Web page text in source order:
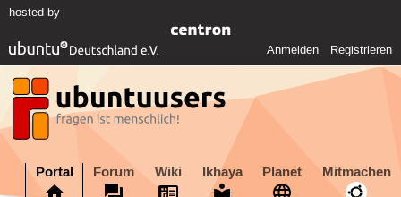
hosted by
Anmelden Registrieren
Portal Forum Wiki Ikhaya Planet Mitmachen